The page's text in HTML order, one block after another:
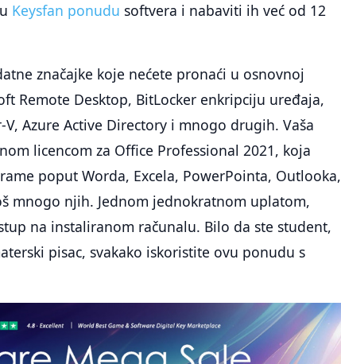
Keysfan ponudu softvera i nabaviti ih već od 12
značajke koje nećete pronaći u osnovnoj
Remote Desktop, BitLocker enkripciju uređaja,
Azure Active Directory i mnogo drugih. Vaša
licencom za Office Professional 2021, koja
poput Worda, Excela, PowerPointa, Outlooka,
mnogo njih. Jednom jednokratnom uplatom,
na instaliranom računalu. Bilo da ste student,
pisac, svakako iskoristite ovu ponudu s